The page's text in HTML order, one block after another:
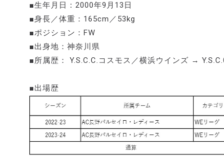
■生年月日：2000年9月13日
■身長／体重：165cm／53kg
■ポジション：FW
■出身地：神奈川県
■所属歴： Y.S.C.C.コスモス／横浜ウインズ →
■出場歴